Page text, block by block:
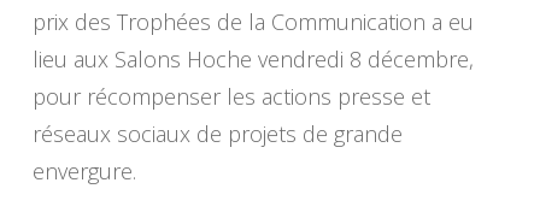
prix des Trophées de la Communication a eu
lieu aux Salons Hoche vendredi 8 décembre,
pour récompenser les actions presse et
réseaux sociaux de projets de grande
envergure.